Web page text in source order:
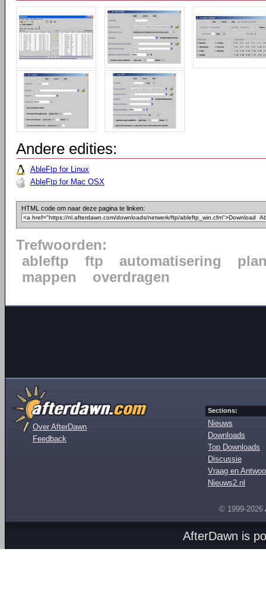
Andere edities:
AbleFtp for Linux
AbleFtp for Mac OSX
HTML code om naar deze pagina te linken:
Trefwoorden:
ableftp
ftp automatisering
mappen
overdragen
Over AfterDawn
Feedback
Sections:
Nieuws
Downloads
Top Downloads
Discussie
Vraag en
Nieuws2.nl
© 1999-2026
AfterDawn is